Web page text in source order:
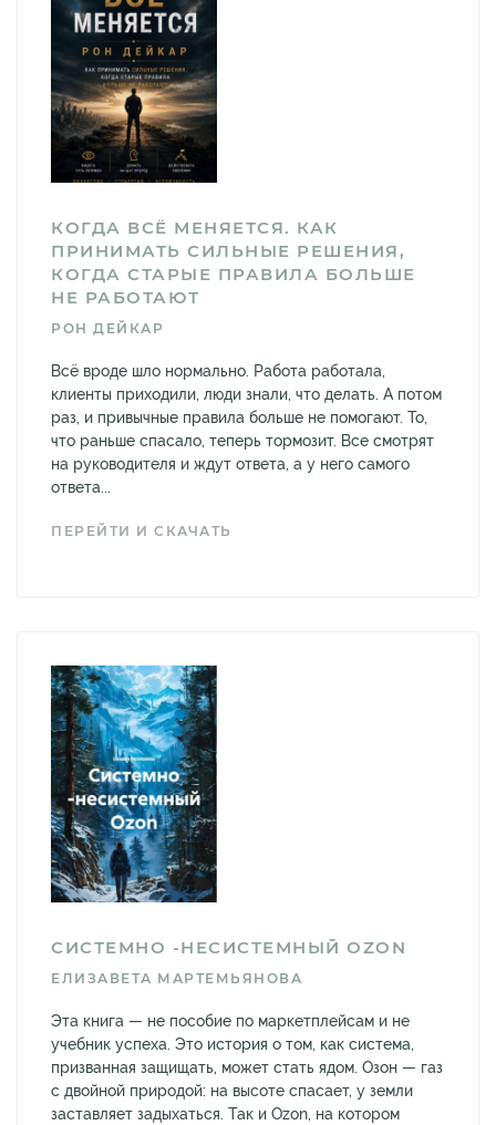
КОГДА ВСЁ МЕНЯЕТСЯ. КАК
ПРИНИМАТЬ СИЛЬНЫЕ РЕШЕНИЯ,
КОГДА СТАРЫЕ ПРАВИЛА БОЛЬШЕ
НЕ РАБОТАЮТ
РОН ДЕЙКАР
Всё вроде шло нормально. Работа работала,
клиенты приходили, люди знали, что делать. А потом
раз, и привычные правила больше не помогают. То,
что раньше спасало, теперь тормозит. Все смотрят
на руководителя и ждут ответа, а у него самого
ответа...
ПЕРЕЙТИ И СКАЧАТЬ
СИСТЕМНО -НЕСИСТЕМНЫЙ OZON
ЕЛИЗАВЕТА МАРТЕМЬЯНОВА
Эта книга — не пособие по маркетплейсам и не
учебник успеха. Это история о том, как система,
призванная защищать, может стать ядом. Озон — газ
с двойной природой: на высоте спасает, у земли
заставляет задыхаться. Так и Ozon, на котором